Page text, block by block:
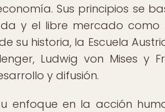
Sus principios se
y el libre mercado como
su historia, la Escuela
Ludwig von Mises y
y difusión.
enfoque en la acción